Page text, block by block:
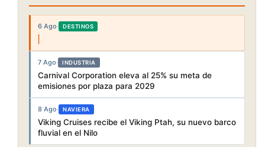
6 Ago· DESTINOS
7 Ago· INDUSTRIA
Carnival Corporation eleva al 25% su meta de
emisiones por plaza para 2029
8 Ago· NAVIERA
Viking Cruises recibe el Viking Ptah, su nuevo barco
fluvial en el Nilo